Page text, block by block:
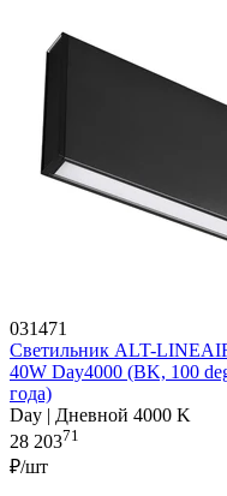
031471
Светильник ALT-
40W Day4000 (BK, 100
года)
Day | Дневной 4000 K
28 20371
₽/шт